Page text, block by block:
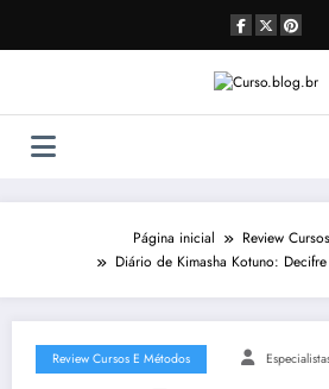
o
Página inicial
Review
Diário de Kimasha Kotuno:
Review Cursos E Métodos